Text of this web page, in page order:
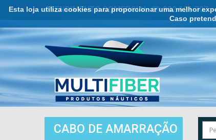
Esta loja utiliza cookies para proporcionar uma melhor
Caso
ATENDIMENTO COMERCIAL ☏ 932 121 707
CABO DE AMARRAÇÃO